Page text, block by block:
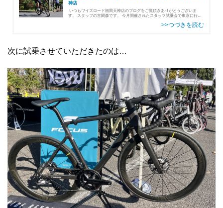
神店
いつもワイズロード福岡天神店のブログをご覧頂きありがとうございま
す。 スタッフの古閑森です。 今月開催されたスタッフ試乗会で東京に行っ
次に試乗させていただきたのは…